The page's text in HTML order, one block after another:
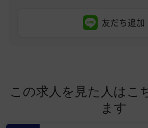
友だち追加
この求人を見た人はこ
ます